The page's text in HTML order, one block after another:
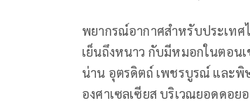
พยากรณ์อากาศสำหรับประเทศ
เย็นถึงหนาว กับมีหมอกในตอน
น่าน อุตรดิตถ์ เพชรบูรณ์ และ
องศาเซลเซียส บริเวณยอดดอ